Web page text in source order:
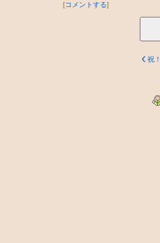
[コメントする]
祝